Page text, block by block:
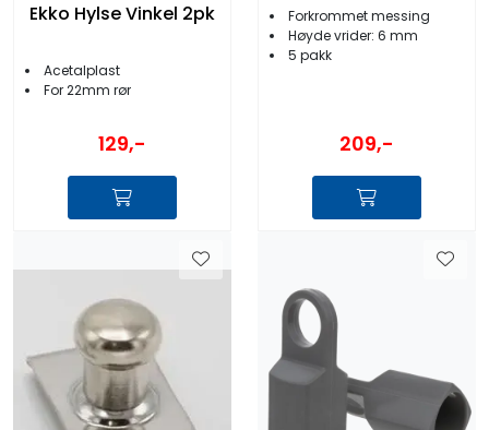
Ekko Hylse Vinkel 2pk
Acetalplast
For 22mm rør
129,-
Forkrommet messing
Høyde vrider: 6 mm
5 pakk
209,-